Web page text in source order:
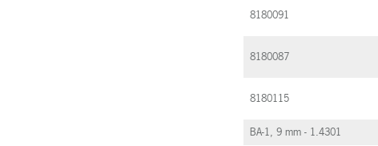
8180091
8180087
8180115
BA-1, 9 mm - 1.4301